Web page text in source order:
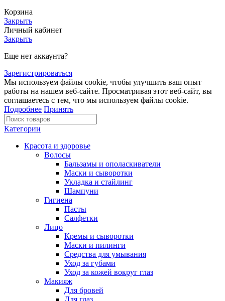
Корзина
Закрыть
Личный кабинет
Закрыть
Еще нет аккаунта?
Зарегистрироваться
Мы используем файлы cookie, чтобы улучшить ваш опыт
работы на нашем веб-сайте. Просматривая этот веб-сайт, вы
соглашаетесь с тем, что мы используем файлы cookie.
Подробнее Принять
Категории
Красота и здоровье
Волосы
Бальзамы и ополаскиватели
Маски и сыворотки
Укладка и стайлинг
Шампуни
Гигиена
Пасты
Салфетки
Лицо
Кремы и сыворотки
Маски и пилинги
Средства для умывания
Уход за губами
Уход за кожей вокруг глаз
Макияж
Для бровей